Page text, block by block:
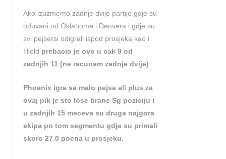
Ako izuzmemo zadnje dvije partije gdje su
oduvani od Oklahome i Denvera i gdje su
svi pejsersi odigrali ispod prosjeka kao i
Hield prebacio je ovo u cak 9 od
zadnjih 11 (ne racunam zadnje dvije)
Phoenix igra sa malo pejsa ali plus za
ovaj pik je sto lose brane Sg poziciju i
u zadnjih 15 meceva su druga najgora
ekipa po tom segmentu gdje su primali
skoro 27.0 poena u prosjeku.